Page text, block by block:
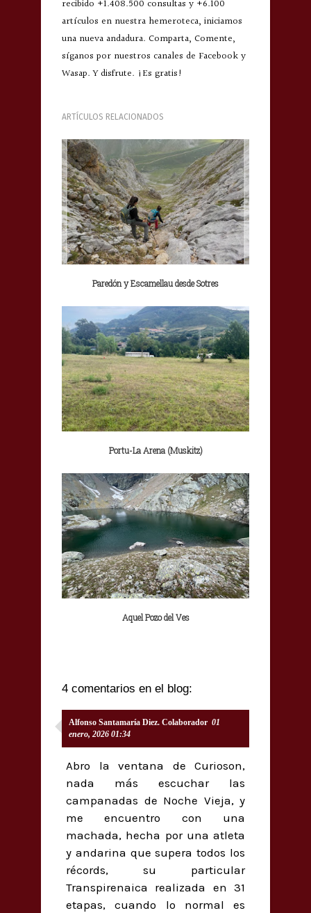
recibido +1.408.500 consultas y +6.100
artículos en nuestra hemeroteca, iniciamos
una nueva andadura. Comparta, Comente,
síganos por nuestros canales de Facebook y
Wasap. Y disfrute. ¡Es gratis!
ARTÍCULOS RELACIONADOS
Paredón y Escamellau desde Sotres
Portu-La Arena (Muskitz)
Aquel Pozo del Ves
4 comentarios en el blog:
Alfonso Santamaría Diez. Colaborador 01
enero, 2026 01:34
Abro la ventana de Curioson,
nada más escuchar las
campanadas de Noche Vieja, y
me encuentro con una
machada, hecha por una atleta
y andarina que supera todos los
récords, su particular
Transpirenaica realizada en 31
etapas, cuando lo normal es